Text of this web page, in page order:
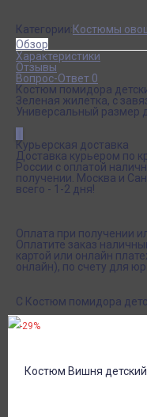
Категории:Костюмы
Обзор
Характеристики
Отзывы
Вопрос-Ответ 0
Костюм помидора
Зеленая жилетка, с
Универсальный размер
Курьерская доставка
Доставка курьером по
России с оплатой
получении. Москва и
всего - 1-2 дня!
Оплата при получении
Оплатите заказ
картой или онлайн
онлайн), по счету для
С Костюм помидора
-29%